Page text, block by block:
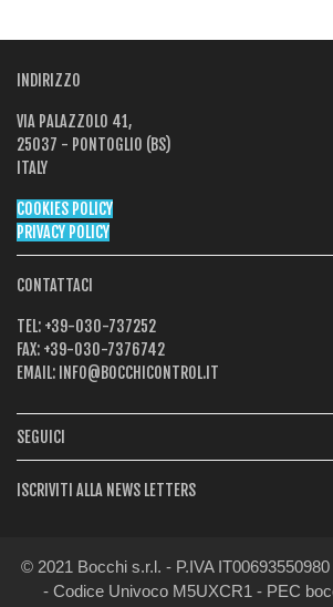
INDIRIZZO
VIA PALAZZOLO 41,
25037 - PONTOGLIO (BS)
ITALY
COOKIES POLICY
PRIVACY POLICY
CONTATTACI
TEL: +39-030-737252
FAX: +39-030-7376742
EMAIL: INFO@BOCCHICONTROL.IT
SEGUICI
ISCRIVITI ALLA NEWS LETTERS
© 2021 Bocchi s.r.l. - P.IVA
- Codice Univoco M5UXCR1 - PEC